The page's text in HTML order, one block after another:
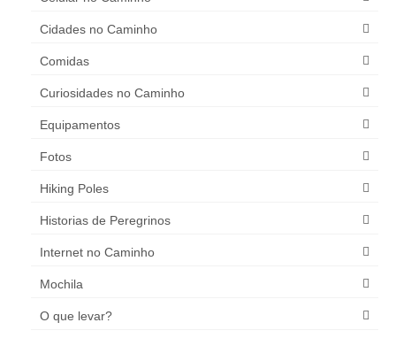
Cidades no Caminho
Comidas
Curiosidades no Caminho
Equipamentos
Fotos
Hiking Poles
Historias de Peregrinos
Internet no Caminho
Mochila
O que levar?